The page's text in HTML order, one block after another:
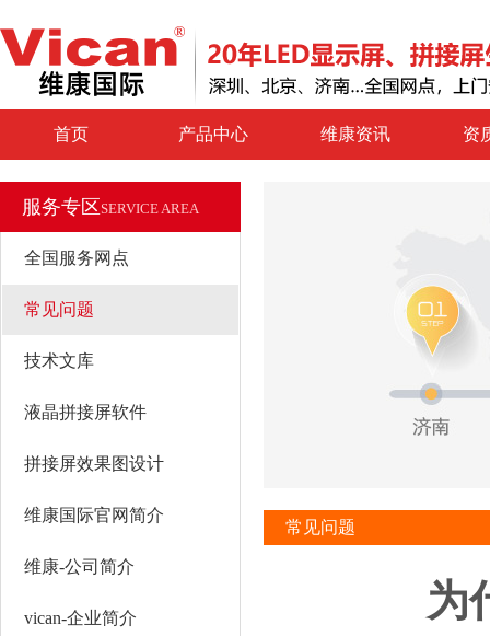
首页 产品中心 维康资讯 资
服务专区 SERVICE AREA
全国服务网点
常见问题
技术文库
液晶拼接屏软件
拼接屏效果图设计
维康国际官网简介
维康-公司简介
vican-企业简介
常见问题
为